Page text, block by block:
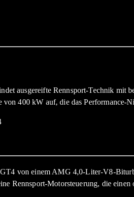
ausgereifte Rennsport-Technik
von 400 kW auf, die das Performance-
von einem AMG 4,0-Liter-V8-
Rennsport-Motorsteuerung, die